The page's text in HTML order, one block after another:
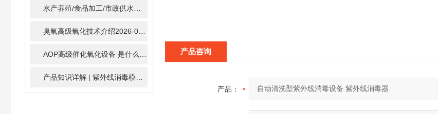
臭氧高级氧化技术介绍2026-02-27
2025-11-17
产品咨询
产品：